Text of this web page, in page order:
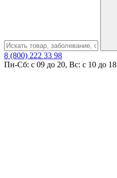
8 (800) 222 33 98
Пн-Сб: с 09 до 20, Вс: с 10 до 18